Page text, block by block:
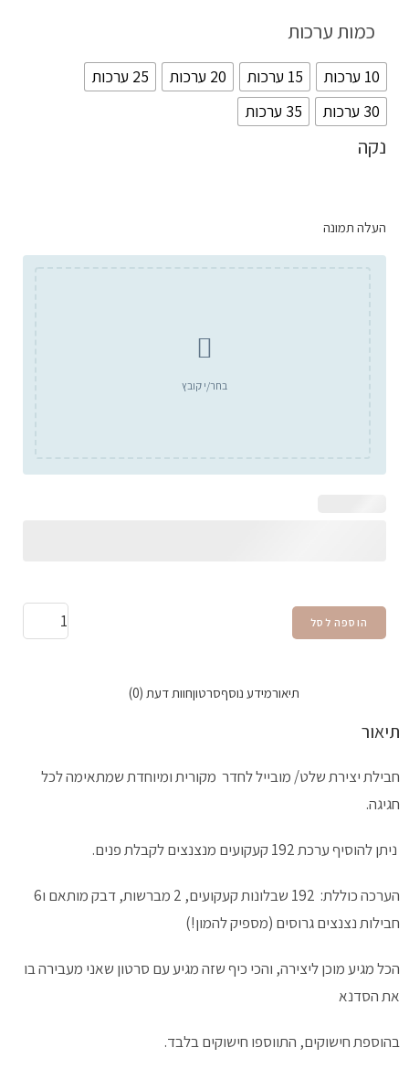
כמות ערכות
10 ערכות 15 ערכות 20 ערכות
25 ערכות
30 ערכות
35 ערכות
נקה
העלה תמונה
בחר/י קובץ
הוספה לסל
תיאורמידע נוסףסרטוןחוות דעת (0)
תיאור
חבילת יצירת שלט/ מובייל לחדר מקורית ומיוחדת שמתאימה לכל
חגיגה.
ניתן להוסיף ערכת 192 קעקועים מנצנצים לקבלת פנים.
הערכה כוללת: 192 שבלונות קעקועים, 2 מברשות, דבק מותאם ו6
חבילות נצנצים גרוסים (מספיק להמון!)
הכל מגיע מוכן ליצירה, והכי כיף שזה מגיע עם סרטון שאני מעבירה בו
את הסדנא
בהוספת חישוקים, התווספו חישוקים בלבד.